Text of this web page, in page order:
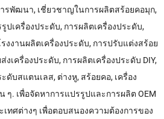
ารพัฒนา, เชี่ยวชาญในการผลิตสร้อยคอมุก,
ปเครื่องประดับ, การผลิตเครื่องประดับ,
งงานผลิตเครื่องประดับ, การปรับแต่งสร้อย
งเครื่องประดับ, การผลิตเครื่องประดับ DIY,
ดับสแตนเลส, ต่างหู, สร้อยคอ, เครื่อง
. เพื่อจัดหาการแปรรูปและการผลิต OEM
ทศต่างๆ เพื่อตอบสนองความต้องการของ